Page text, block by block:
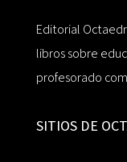
Editorial
libros sobre
profesorado
SITIOS DE